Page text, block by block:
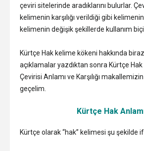
çeviri sitelerinde aradıklarını bulurlar.
kelimenin karşılığı verildiği gibi
kelimenin değişik şekillerde kullanım
Kürtçe Hak kelime kökeni hakkında
açıklamalar yazdıktan sonra Kürtçe
Çevirisi Anlamı ve Karşılığı
geçelim.
Kürtçe Hak
Kürtçe olarak “hak” kelimesi şu şekilde